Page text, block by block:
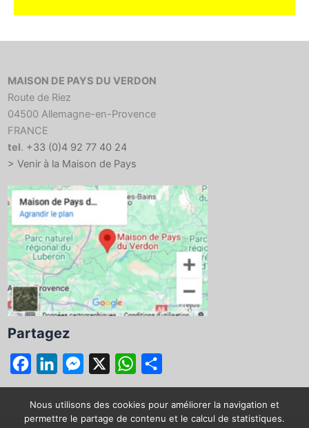
MAISON DE PAYS DU VERDON
Route de Riez
04500 Allemagne-en-Provence
FRANCE
tel. +33 (0)4 92 77 40 24
> Venir à la Maison de Pays
Partagez
a
c
i
n
e
s
W
h
a
a
r
Nous utilisons des cookies pour améliorer la navigation et
permettre le partage de contenu et le calcul de statistiques.